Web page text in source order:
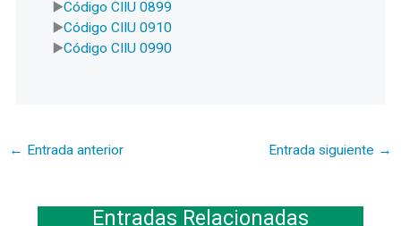
Código CIIU 0899
Código CIIU 0910
Código CIIU 0990
← Entrada anterior Entrada siguiente →
Entradas Relacionadas